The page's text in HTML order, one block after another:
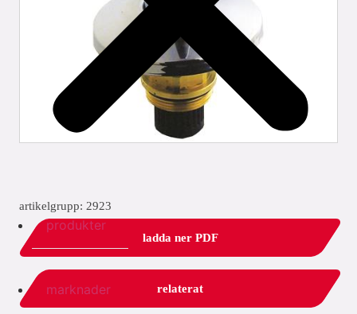
produkter
marknader
artikelgrupp: 2923
ladda ner PDF
relaterat